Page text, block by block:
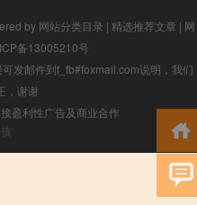
by 网站分类目录 | 精选推荐文章 | 网
备13005210号
发邮件到f_fb#foxmail.com说明，我们
，谢谢
盈利性广告及商业合作